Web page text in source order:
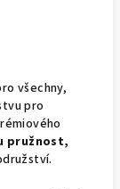
všechny,
pro
pružnost,